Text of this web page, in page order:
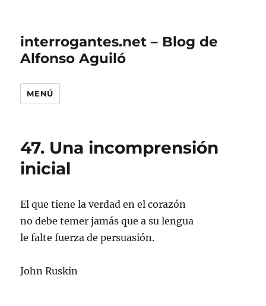
interrogantes.net – Blog de
Alfonso Aguiló
MENÚ
47. Una incomprensión
inicial
El que tiene la verdad en el corazón
no debe temer jamás que a su lengua
le falte fuerza de persuasión.
John Ruskin